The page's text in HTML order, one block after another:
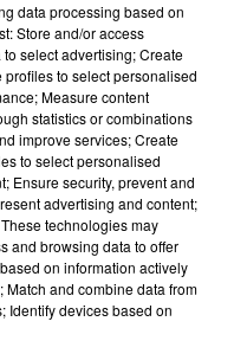
Toulouse
data processing based on
Store and/or access
select advertising; Create
to select personalised
Measure content
statistics or combinations
improve services; Create
to select personalised
Ensure security, prevent and
advertising and content;
technologies may
and browsing data to offer
on information actively
and combine data from
Identify devices based on